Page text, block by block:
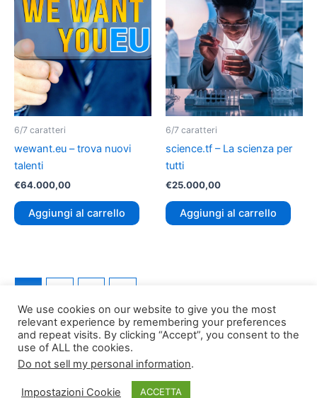
6/7 caratteri
wewant.eu – trova nuovi
talenti
€64.000,00
Aggiungi al carrello
6/7 caratteri
science.tf – La scienza per
tutti
€25.000,00
Aggiungi al carrello
TLDomain.org| Powered by
We use cookies on our website to give you the most
relevant experience by remembering your preferences
and repeat visits. By clicking “Accept”, you consent to the
use of ALL the cookies.
Do not sell my personal information.
Impostazioni Cookie ACCETTA